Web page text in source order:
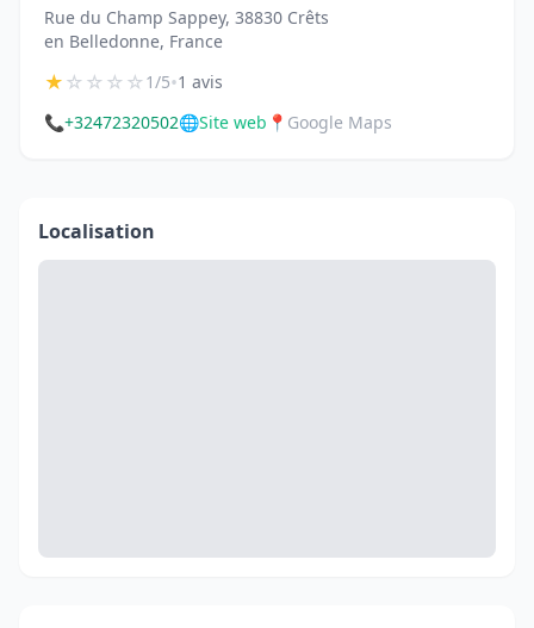
Rue du Champ Sappey, 38830 Crêts
en Belledonne, France
★☆☆☆☆1/5•1 avis
📞+32472320502🌐Site web 📍 Google Maps
Localisation